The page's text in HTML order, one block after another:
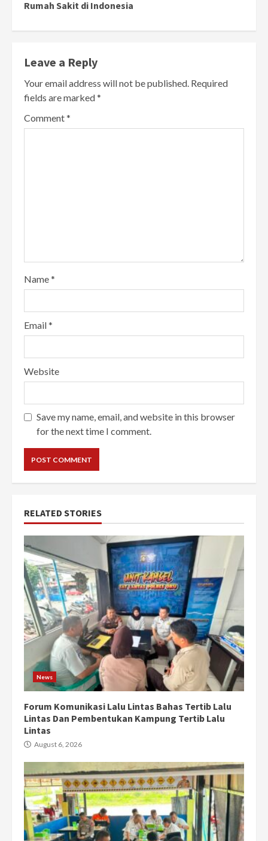
Rumah Sakit di Indonesia
Leave a Reply
Your email address will not be published. Required
fields are marked*
Comment*
Name*
Email*
Website
Save my name, email, and website in this browser
for the next time I comment.
RELATED STORIES
News
Forum Komunikasi Lalu Lintas Bahas Tertib Lalu
Lintas Dan Pembentukan Kampung Tertib Lalu
Lintas
August 6, 2026